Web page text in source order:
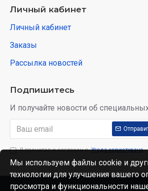
Личный кабинет
Личный кабинет
Заказы
Рассылка новостей
Подпишитесь
И получайте новости об
Я прочитал и согласен с Угода користувача
Мы используем файлы cookie и
технологии для улучшения вашего
просмотра и функциональности